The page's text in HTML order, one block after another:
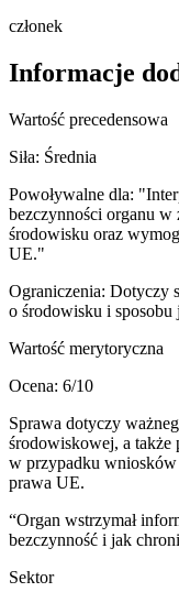
członek
Informacje
Wartość precedensowa
Siła: Średnia
Powoływalne dla:
bezczynności organu w
środowisku oraz
UE."
Ograniczenia: Dotyczy
o środowisku i sposobu
Wartość merytoryczna
Ocena: 6/10
Sprawa dotyczy
środowiskowej, a także
w przypadku wniosków
prawa UE.
“Organ wstrzymał
bezczynność i jak
Sektor